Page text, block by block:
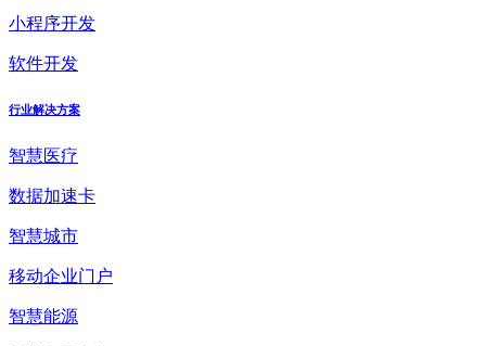
小程序开发
软件开发
行业解决方案
智慧医疗
数据加速卡
智慧城市
移动企业门户
智慧能源